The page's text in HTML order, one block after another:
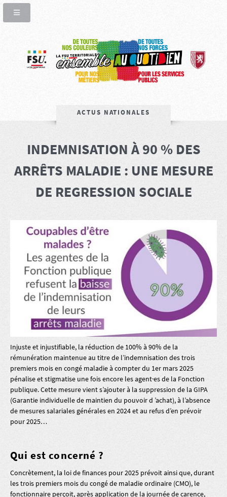
ACTUS NATIONALES
INDEMNISATION À 90 % DES
ARRÊTS MALADIE : UNE MESURE
DE REGRESSION SOCIALE
Injuste et injustifiable, la réduction de 100% à 90% de la
rémunération maintenue au titre de l’indemnisation des trois
premiers mois en congé maladie à compter du 1er mars 2025
pénalise et stigmatise une fois encore les agent·es de la Fonction
publique. Cette mesure vient s’ajouter à la suppression de la GIPA
(Garantie individuelle de maintien du pouvoir d ’achat), à l’absence
de mesures salariales générales en 2024 et au refus d’en prévoir
pour 2025…
Qui est concerné ?
Concrètement, la loi de finances pour 2025 prévoit ainsi que, durant
les trois premiers mois du congé de maladie ordinaire (CMO), le
fonctionnaire perçoit, après application de la journée de carence,